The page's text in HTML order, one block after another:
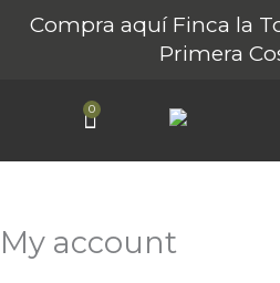
Compra aquí Finca la
Primera
0
Carrito
My account